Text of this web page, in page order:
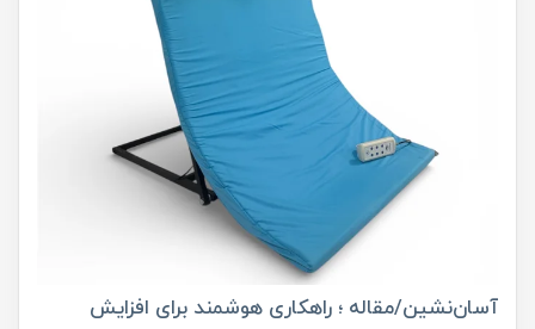
آسان‌نشین/مقاله ؛ راهکاری هوشمند برای افزایش